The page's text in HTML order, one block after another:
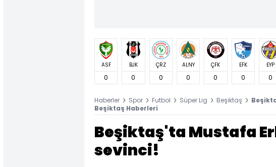
ASF
0
BJK
0
ÇRZ
0
ALNY
0
ÇFK
0
EFK
0
EYP
0
Haberler Spor Futbol Süper Lig Beşiktaş
Beşiktaş Haberleri
Beşiktaş'ta Mustafa
sevinci!